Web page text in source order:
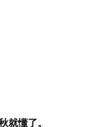
就懂了。